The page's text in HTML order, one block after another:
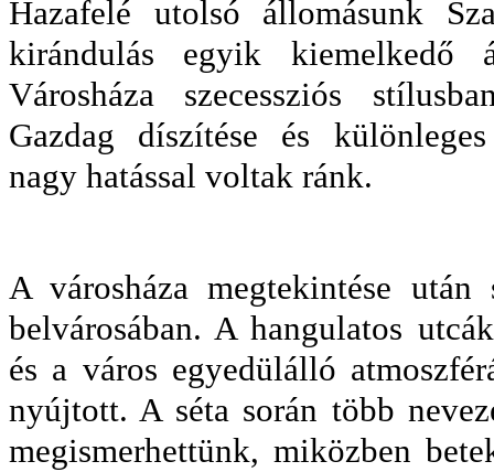
Hazafelé utolsó állomásunk
kirándulás egyik kiemelkedő
Városháza szecessziós
Gazdag díszítése és
nagy hatással voltak ránk.
A városháza megtekintése után
belvárosában. A hangulatos
és a város egyedülálló
nyújtott. A séta során több
megismerhettünk, miközben